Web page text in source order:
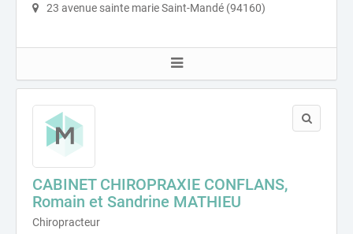
23 avenue sainte marie Saint-Mandé (94160)
CABINET CHIROPRAXIE CONFLANS,
Romain et Sandrine MATHIEU
Chiropracteur